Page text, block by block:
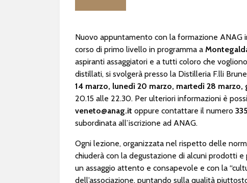
Nuovo appuntamento con la formazione
corso di primo livello in programma a
aspiranti assaggiatori e a tutti coloro che
distillati, si svolgerà presso la Distilleria F.lli
14 marzo, lunedì 20 marzo, martedì 28
20.15 alle 22.30. Per ulteriori informazioni è
veneto@anag.it oppure contattare il numero
subordinata all’iscrizione ad ANAG.
Ogni lezione, organizzata nel rispetto delle
chiuderà con la degustazione di alcuni prodotti
un assaggio attento e consapevole e con la
dell’associazione, puntando sulla qualità